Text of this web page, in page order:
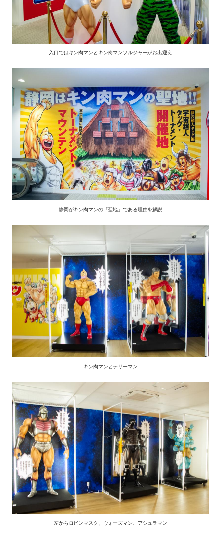
入口ではキン肉マンとキン肉マンソルジャーがお出迎え
静岡がキン肉マンの「聖地」である理由を解説
キン肉マンとテリーマン
左からロビンマスク、ウォーズマン、アシュラマン